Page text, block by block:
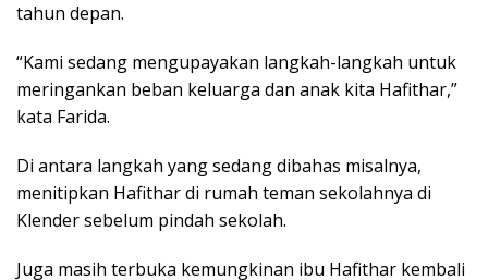
tahun depan.
“Kami sedang mengupayakan langkah-langkah untuk
meringankan beban keluarga dan anak kita Hafithar,”
kata Farida.
Di antara langkah yang sedang dibahas misalnya,
menitipkan Hafithar di rumah teman sekolahnya di
Klender sebelum pindah sekolah.
Juga masih terbuka kemungkinan ibu Hafithar kembali